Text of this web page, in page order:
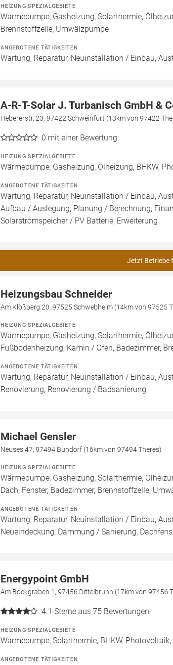
HEIZUNG SPEZIALGEBIETE
Wärmepumpe, Gasheizung, Solarthermie,
Brennstoffzelle, Umwälzpumpe
ANGEBOTENE TÄTIGKEITEN
Wartung, Reparatur, Neuinstallation / Einbau,
A-R-T-Solar J. Turbanisch GmbH &
Hebererstr. 23, 97422 Schweinfurt (13km von 97422
0 mit einer Bewertung
HEIZUNG SPEZIALGEBIETE
Wärmepumpe, Gasheizung, Ölheizung, BHKW,
ANGEBOTENE TÄTIGKEITEN
Wartung, Reparatur, Neuinstallation / Einbau,
Aufbau / Auslegung, Planung / Berechnung,
Solarstromspeicher / PV Batterie, Erweiterung
Jetzt Betriebe
Heizungsbau Schneider
Am Klößberg 20, 97525 Schwebheim (14km von 97525
HEIZUNG SPEZIALGEBIETE
Wärmepumpe, Gasheizung, Solarthermie,
Fußbodenheizung, Kamin / Ofen, Badezimmer,
ANGEBOTENE TÄTIGKEITEN
Wartung, Reparatur, Neuinstallation / Einbau,
Renovierung, Renovierung / Badsanierung
Michael Gensler
Neuses 47, 97494 Bundorf (16km von 97494 Theres)
HEIZUNG SPEZIALGEBIETE
Wärmepumpe, Gasheizung, Solarthermie,
Dach, Fenster, Badezimmer, Brennstoffzelle,
ANGEBOTENE TÄTIGKEITEN
Wartung, Reparatur, Neuinstallation / Einbau,
Neueindeckung, Dämmung / Sanierung,
Energypoint GmbH
Am Bockgraben 1, 97456 Dittelbrunn (17km von 97456
4.1 Sterne aus 75 Bewertungen
HEIZUNG SPEZIALGEBIETE
Wärmepumpe, Solarthermie, BHKW,
ANGEBOTENE TÄTIGKEITEN